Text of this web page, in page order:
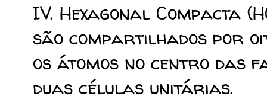
IV. Hexagonal Compacta
são compartilhados por
os átomos no centro das
duas células unitárias.